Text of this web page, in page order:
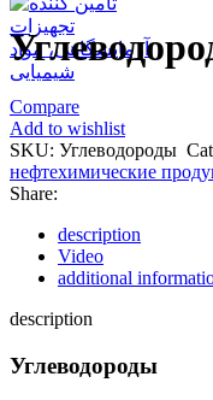
Compare
Add to wishlist
SKU: Углеводороды
нефтехимические
Share:
description
Video
additional
description
Углеводороды